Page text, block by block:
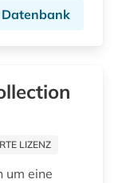
(1)
LIZENZ
um eine